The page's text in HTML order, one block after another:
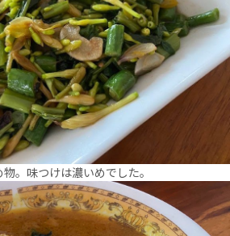
。味つけは濃いめでした。